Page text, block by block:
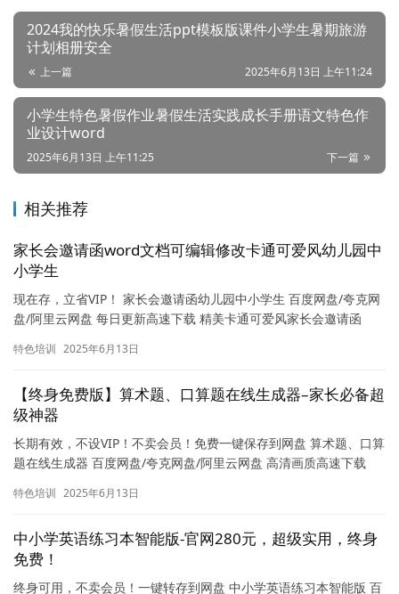
论
首
2024我的快乐暑假生活ppt模板版课件小学生暑期旅游
计划相册安全
上一篇 2025年6月13日 上午11:24
小学生特色暑假作业暑假生活实践成长手册语文特色作
业设计word
下一篇
2025年6月13日 上午11:25
相关推荐
家长会邀请函word文档可编辑修改卡通可爱风幼儿园中
小学生
现在存，立省VIP！ 家长会邀请函幼儿园中小学生 百度网盘/夸克网
盘/阿里云网盘 每日更新高速下载 精美卡通可爱风家长会邀请函
特色培训 2025年6月13日
【终身免费版】算术题、口算题在线生成器–家长必备超
级神器
长期有效，不设VIP！不卖会员！免费一键保存到网盘 算术题、口算
题在线生成器 百度网盘/夸克网盘/阿里云网盘 高清画质高速下载
特色培训 2025年6月13日
中小学英语练习本智能版-官网280元，超级实用，终身
免费！
终身可用，不卖会员！一键转存到网盘 中小学英语练习本智能版 百